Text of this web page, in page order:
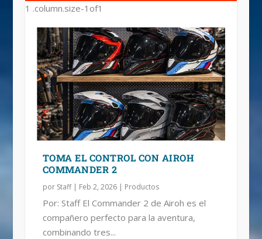
TOMA EL CONTROL CON AIROH
COMMANDER 2
por Staff| Feb 2, 2026| Productos
Por: Staff El Commander 2 de Airoh es el
compañero perfecto para la aventura,
combinando tres...